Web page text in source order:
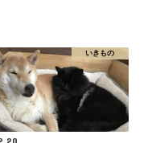
いきもの